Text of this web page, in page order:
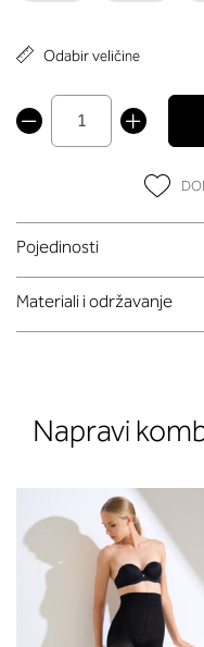
Odabir veličine
Pojedinosti
Materiali i održavanje
Napravi